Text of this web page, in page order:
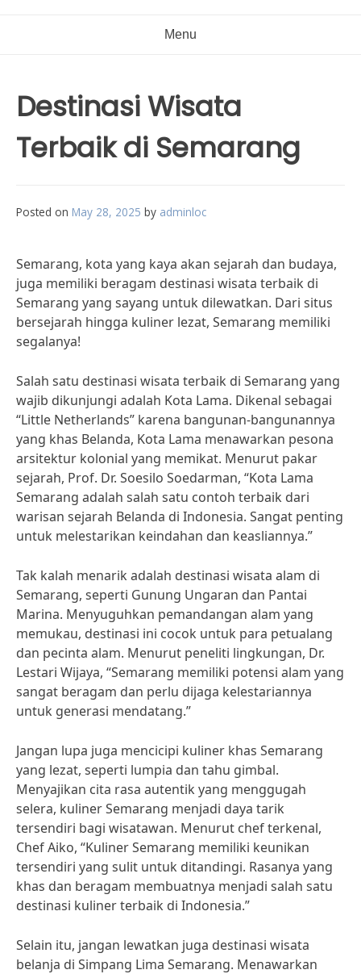
Menu
Destinasi Wisata
Terbaik di Semarang
Posted on May 28, 2025 by adminloc
Semarang, kota yang kaya akan sejarah dan budaya,
juga memiliki beragam destinasi wisata terbaik di
Semarang yang sayang untuk dilewatkan. Dari situs
bersejarah hingga kuliner lezat, Semarang memiliki
segalanya!
Salah satu destinasi wisata terbaik di Semarang yang
wajib dikunjungi adalah Kota Lama. Dikenal sebagai
“Little Netherlands” karena bangunan-bangunannya
yang khas Belanda, Kota Lama menawarkan pesona
arsitektur kolonial yang memikat. Menurut pakar
sejarah, Prof. Dr. Soesilo Soedarman, “Kota Lama
Semarang adalah salah satu contoh terbaik dari
warisan sejarah Belanda di Indonesia. Sangat penting
untuk melestarikan keindahan dan keasliannya.”
Tak kalah menarik adalah destinasi wisata alam di
Semarang, seperti Gunung Ungaran dan Pantai
Marina. Menyuguhkan pemandangan alam yang
memukau, destinasi ini cocok untuk para petualang
dan pecinta alam. Menurut peneliti lingkungan, Dr.
Lestari Wijaya, “Semarang memiliki potensi alam yang
sangat beragam dan perlu dijaga kelestariannya
untuk generasi mendatang.”
Jangan lupa juga mencicipi kuliner khas Semarang
yang lezat, seperti lumpia dan tahu gimbal.
Menyajikan cita rasa autentik yang menggugah
selera, kuliner Semarang menjadi daya tarik
tersendiri bagi wisatawan. Menurut chef terkenal,
Chef Aiko, “Kuliner Semarang memiliki keunikan
tersendiri yang sulit untuk ditandingi. Rasanya yang
khas dan beragam membuatnya menjadi salah satu
destinasi kuliner terbaik di Indonesia.”
Selain itu, jangan lewatkan juga destinasi wisata
belanja di Simpang Lima Semarang. Menawarkan